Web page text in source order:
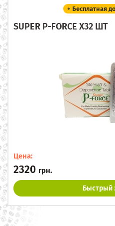
+ Бесплатная
SUPER P-FORCE X32 ШТ
Цена:
2320 грн.
Быстрый